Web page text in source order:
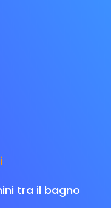
tra il bagno